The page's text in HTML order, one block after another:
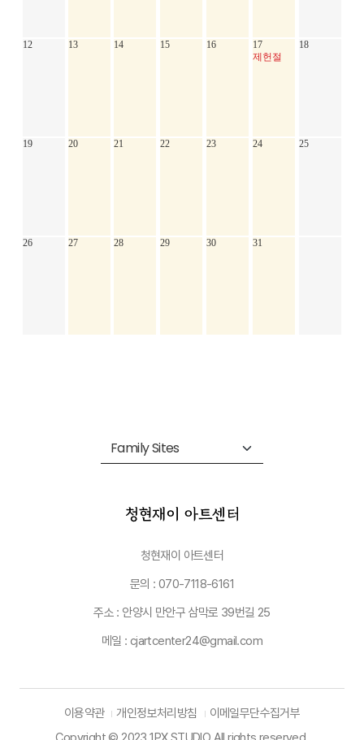
12 13 14 15 16
17
제헌절
18
19 20 21 22 23 24 25
26 27 28 29 30 31
청현재이 아트센터
문의 : 070-7118-6161
주소 : 안양시 만안구 삼막로 39번길 25
메일 : cjartcenter24@gmail.com
이용약관 개인정보처리방침
이메일무단수집거부